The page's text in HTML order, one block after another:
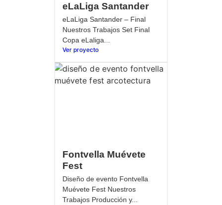
eLaLiga Santander
eLaLiga Santander – Final
Nuestros Trabajos Set Final
Copa eLaliga...
Ver proyecto
Fontvella Muévete
Fest
Diseño de evento Fontvella
Muévete Fest Nuestros
Trabajos Producción y...